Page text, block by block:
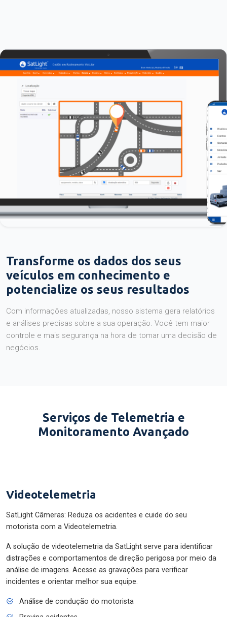
Transforme os dados dos seus
veículos em conhecimento e
potencialize os seus resultados
Com informações atualizadas, nosso sistema gera relatórios
e análises precisas sobre a sua operação. Você tem maior
controle e mais segurança na hora de tomar uma decisão de
negócios.
Serviços de Telemetria e
Monitoramento Avançado
Videotelemetria
SatLight Câmeras: Reduza os acidentes e cuide do seu
motorista com a Videotelemetria.
A solução de videotelemetria da SatLight serve para identificar
distrações e comportamentos de direção perigosa por meio da
análise de imagens. Acesse as gravações para verificar
incidentes e orientar melhor sua equipe.
Análise de condução do motorista